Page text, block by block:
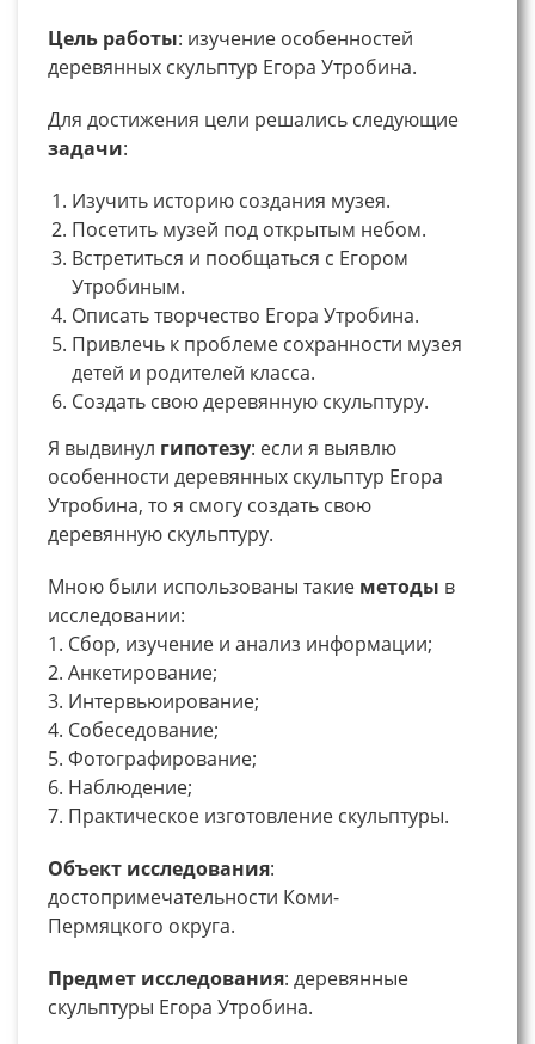
Цель работы: изучение особенностей
деревянных скульптур Егора Утробина.
Для достижения цели решались следующие
задачи:
Изучить историю создания музея.
Посетить музей под открытым небом.
Встретиться и пообщаться с Егором
Утробиным.
Описать творчество Егора Утробина.
Привлечь к проблеме сохранности музея
детей и родителей класса.
Создать свою деревянную скульптуру.
Я выдвинул гипотезу: если я выявлю
особенности деревянных скульптур Егора
Утробина, то я смогу создать свою
деревянную скульптуру.
Мною были использованы такие методы в
исследовании:
1. Сбор, изучение и анализ информации;
2. Анкетирование;
3. Интервьюирование;
4. Собеседование;
5. Фотографирование;
6. Наблюдение;
7. Практическое изготовление скульптуры.
Объект исследования:
достопримечательности Коми-
Пермяцкого округа.
Предмет исследования: деревянные
скульптуры Егора Утробина.